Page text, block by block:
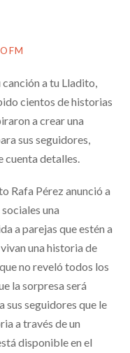
a tu Lladito,
cientos de historias
a crear una
sus seguidores,
detalles.
Rafa Pérez anunció a
una
a parejas que estén a
una historia de
no reveló todos los
la sorpresa será
sus seguidores que le
a través de un
disponible en el